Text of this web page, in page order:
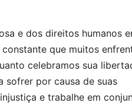
e dos direitos humanos
que muitos
celebramos sua
sofrer por causa de suas
e trabalhe em